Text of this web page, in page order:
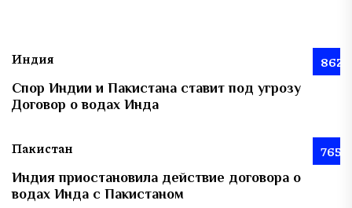
Индия 862
Спор Индии и Пакистана ставит под угрозу
Договор о водах Инда
Пакистан 765
Индия приостановила действие договора о
водах Инда с Пакистаном